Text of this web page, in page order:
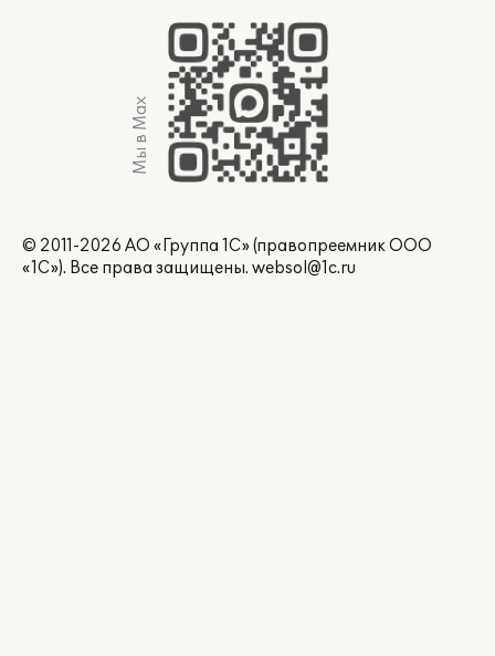
Мы в Max
© 2011-2026 АО «Группа 1С» (правопреемник ООО
«1С»). Все права защищены. websol@1c.ru